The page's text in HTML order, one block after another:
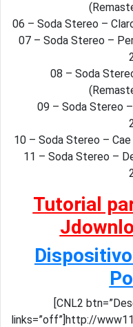
06 – Soda Stereo –
07 – Soda Stereo –
08 – Soda
09 – Soda Stereo
10 – Soda Stereo –
11 – Soda Stereo –
Tutorial
[CNL2
links=”off”]http://